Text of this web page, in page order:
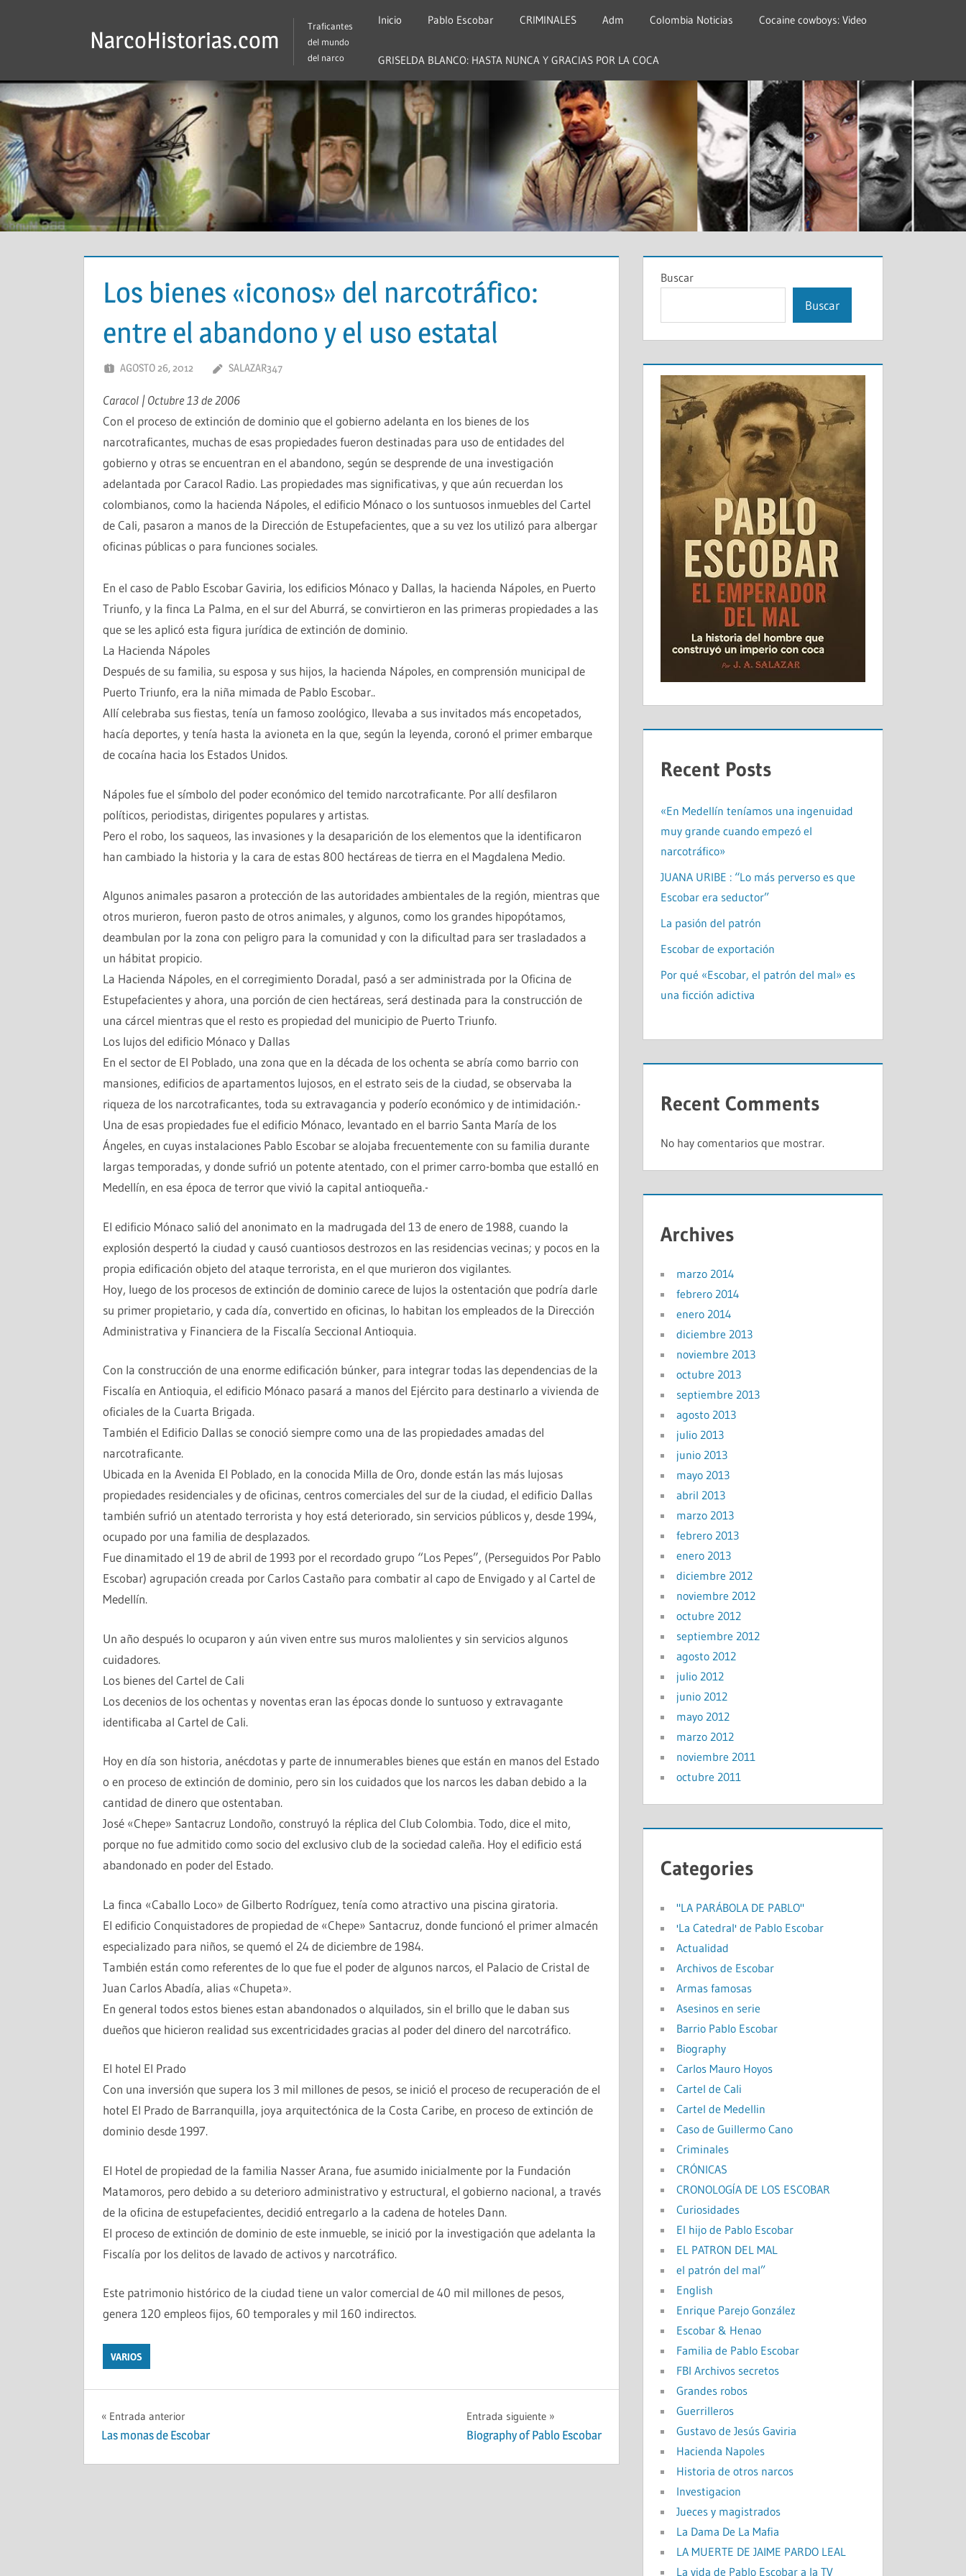
NarcoHistorias.com
Traficantes
del mundo
del narco
Inicio Pablo Escobar CRIMINALES Adm Colombia Noticias Cocaine cowboys: Video
GRISELDA BLANCO: HASTA NUNCA Y GRACIAS POR LA COCA
Los bienes «iconos» del narcotráfico:
entre el abandono y el uso estatal
AGOSTO 26, 2012 SALAZAR347
Caracol | Octubre 13 de 2006
Con el proceso de extinción de dominio que el gobierno adelanta en los bienes de los
narcotraficantes, muchas de esas propiedades fueron destinadas para uso de entidades del
gobierno y otras se encuentran en el abandono, según se desprende de una investigación
adelantada por Caracol Radio. Las propiedades mas significativas, y que aún recuerdan los
colombianos, como la hacienda Nápoles, el edificio Mónaco o los suntuosos inmuebles del Cartel
de Cali, pasaron a manos de la Dirección de Estupefacientes, que a su vez los utilizó para albergar
oficinas públicas o para funciones sociales.
En el caso de Pablo Escobar Gaviria, los edificios Mónaco y Dallas, la hacienda Nápoles, en Puerto
Triunfo, y la finca La Palma, en el sur del Aburrá, se convirtieron en las primeras propiedades a las
que se les aplicó esta figura jurídica de extinción de dominio.
La Hacienda Nápoles
Después de su familia, su esposa y sus hijos, la hacienda Nápoles, en comprensión municipal de
Puerto Triunfo, era la niña mimada de Pablo Escobar..
Allí celebraba sus fiestas, tenía un famoso zoológico, llevaba a sus invitados más encopetados,
hacía deportes, y tenía hasta la avioneta en la que, según la leyenda, coronó el primer embarque
de cocaína hacia los Estados Unidos.
Nápoles fue el símbolo del poder económico del temido narcotraficante. Por allí desfilaron
políticos, periodistas, dirigentes populares y artistas.
Pero el robo, los saqueos, las invasiones y la desaparición de los elementos que la identificaron
han cambiado la historia y la cara de estas 800 hectáreas de tierra en el Magdalena Medio.
Algunos animales pasaron a protección de las autoridades ambientales de la región, mientras que
otros murieron, fueron pasto de otros animales, y algunos, como los grandes hipopótamos,
deambulan por la zona con peligro para la comunidad y con la dificultad para ser trasladados a
un hábitat propicio.
La Hacienda Nápoles, en el corregimiento Doradal, pasó a ser administrada por la Oficina de
Estupefacientes y ahora, una porción de cien hectáreas, será destinada para la construcción de
una cárcel mientras que el resto es propiedad del municipio de Puerto Triunfo.
Los lujos del edificio Mónaco y Dallas
En el sector de El Poblado, una zona que en la década de los ochenta se abría como barrio con
mansiones, edificios de apartamentos lujosos, en el estrato seis de la ciudad, se observaba la
riqueza de los narcotraficantes, toda su extravagancia y poderío económico y de intimidación.-
Una de esas propiedades fue el edificio Mónaco, levantado en el barrio Santa María de los
Ángeles, en cuyas instalaciones Pablo Escobar se alojaba frecuentemente con su familia durante
largas temporadas, y donde sufrió un potente atentado, con el primer carro-bomba que estalló en
Medellín, en esa época de terror que vivió la capital antioqueña.-
El edificio Mónaco salió del anonimato en la madrugada del 13 de enero de 1988, cuando la
explosión despertó la ciudad y causó cuantiosos destrozos en las residencias vecinas; y pocos en la
propia edificación objeto del ataque terrorista, en el que murieron dos vigilantes.
Hoy, luego de los procesos de extinción de dominio carece de lujos la ostentación que podría darle
su primer propietario, y cada día, convertido en oficinas, lo habitan los empleados de la Dirección
Administrativa y Financiera de la Fiscalía Seccional Antioquia.
Con la construcción de una enorme edificación búnker, para integrar todas las dependencias de la
Fiscalía en Antioquia, el edificio Mónaco pasará a manos del Ejército para destinarlo a vivienda de
oficiales de la Cuarta Brigada.
También el Edificio Dallas se conoció siempre como una de las propiedades amadas del
narcotraficante.
Ubicada en la Avenida El Poblado, en la conocida Milla de Oro, donde están las más lujosas
propiedades residenciales y de oficinas, centros comerciales del sur de la ciudad, el edificio Dallas
también sufrió un atentado terrorista y hoy está deteriorado, sin servicios públicos y, desde 1994,
ocupado por una familia de desplazados.
Fue dinamitado el 19 de abril de 1993 por el recordado grupo “Los Pepes”, (Perseguidos Por Pablo
Escobar) agrupación creada por Carlos Castaño para combatir al capo de Envigado y al Cartel de
Medellín.
Un año después lo ocuparon y aún viven entre sus muros malolientes y sin servicios algunos
cuidadores.
Los bienes del Cartel de Cali
Los decenios de los ochentas y noventas eran las épocas donde lo suntuoso y extravagante
identificaba al Cartel de Cali.
Hoy en día son historia, anécdotas y parte de innumerables bienes que están en manos del Estado
o en proceso de extinción de dominio, pero sin los cuidados que los narcos les daban debido a la
cantidad de dinero que ostentaban.
José «Chepe» Santacruz Londoño, construyó la réplica del Club Colombia. Todo, dice el mito,
porque no fue admitido como socio del exclusivo club de la sociedad caleña. Hoy el edificio está
abandonado en poder del Estado.
La finca «Caballo Loco» de Gilberto Rodríguez, tenía como atractivo una piscina giratoria.
El edificio Conquistadores de propiedad de «Chepe» Santacruz, donde funcionó el primer almacén
especializado para niños, se quemó el 24 de diciembre de 1984.
También están como referentes de lo que fue el poder de algunos narcos, el Palacio de Cristal de
Juan Carlos Abadía, alias «Chupeta».
En general todos estos bienes estan abandonados o alquilados, sin el brillo que le daban sus
dueños que hicieron realidad sus excentricidades gracias al poder del dinero del narcotráfico.
El hotel El Prado
Con una inversión que supera los 3 mil millones de pesos, se inició el proceso de recuperación de el
hotel El Prado de Barranquilla, joya arquitectónica de la Costa Caribe, en proceso de extinción de
dominio desde 1997.
El Hotel de propiedad de la familia Nasser Arana, fue asumido inicialmente por la Fundación
Matamoros, pero debido a su deterioro administrativo y estructural, el gobierno nacional, a través
de la oficina de estupefacientes, decidió entregarlo a la cadena de hoteles Dann.
El proceso de extinción de dominio de este inmueble, se inició por la investigación que adelanta la
Fiscalía por los delitos de lavado de activos y narcotráfico.
Este patrimonio histórico de la ciudad tiene un valor comercial de 40 mil millones de pesos,
genera 120 empleos fijos, 60 temporales y mil 160 indirectos.
VARIOS
Navegación
de
Entrada anterior
Las monas de Escobar
Entrada siguiente
Biography of Pablo Escobar
Buscar
Buscar
Recent Posts
«En Medellín teníamos una ingenuidad
muy grande cuando empezó el
narcotráfico»
JUANA URIBE : “Lo más perverso es que
Escobar era seductor”
La pasión del patrón
Escobar de exportación
Por qué «Escobar, el patrón del mal» es
una ficción adictiva
Recent Comments
No hay comentarios que mostrar.
Archives
marzo 2014
febrero 2014
enero 2014
diciembre 2013
noviembre 2013
octubre 2013
septiembre 2013
agosto 2013
julio 2013
junio 2013
mayo 2013
abril 2013
marzo 2013
febrero 2013
enero 2013
diciembre 2012
noviembre 2012
octubre 2012
septiembre 2012
agosto 2012
julio 2012
junio 2012
mayo 2012
marzo 2012
noviembre 2011
octubre 2011
Categories
"LA PARÁBOLA DE PABLO"
'La Catedral' de Pablo Escobar
Actualidad
Archivos de Escobar
Armas famosas
Asesinos en serie
Barrio Pablo Escobar
Biography
Carlos Mauro Hoyos
Cartel de Cali
Cartel de Medellin
Caso de Guillermo Cano
Criminales
CRÓNICAS
CRONOLOGÍA DE LOS ESCOBAR
Curiosidades
El hijo de Pablo Escobar
EL PATRON DEL MAL
el patrón del mal”
English
Enrique Parejo González
Escobar & Henao
Familia de Pablo Escobar
FBI Archivos secretos
Grandes robos
Guerrilleros
Gustavo de Jesús Gaviria
Hacienda Napoles
Historia de otros narcos
Investigacion
Jueces y magistrados
La Dama De La Mafia
LA MUERTE DE JAIME PARDO LEAL
La vida de Pablo Escobar a la TV